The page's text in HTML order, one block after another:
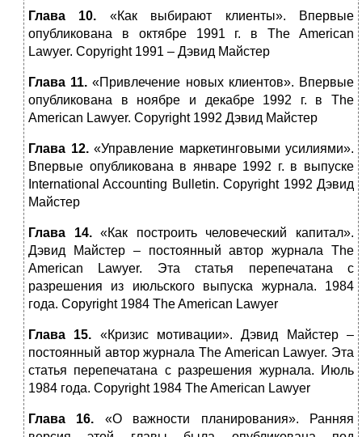
Глава 10. «Как выбирают клиенты». Впервые
опубликована в октябре 1991 г. в The American
Lawyer. Copyright 1991 – Дэвид Майстер
Глава 11. «Привлечение новых клиентов». Впервые
опубликована в ноябре и декабре 1992 г. в The
American Lawyer. Copyright 1992 Дэвид Майстер
Глава 12.«Управление маркетинговыми усилиями».
Впервые опубликована в январе 1992 г. в выпуске
International Accounting Bulletin. Copyright 1992 Дэвид
Майстер
Глава 14.«Как построить человеческий капитал».
Дэвид Майстер – постоянный автор журнала The
American Lawyer. Эта статья перепечатана с
разрешения из июльского выпуска журнала. 1984
года. Copyright 1984 The American Lawyer
Глава 15. «Кризис мотивации». Дэвид Майстер –
постоянный автор журнала The American Lawyer. Эта
статья перепечатана с разрешения журнала. Июль
1984 года. Copyright 1984 The American Lawyer
Глава 16. «О важности планирования». Ранняя